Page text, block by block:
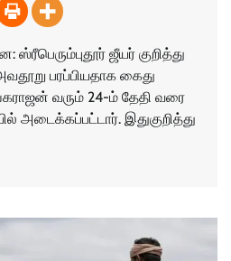
ஜீயர் குறித்து
பரப்​பியதாக கைது
வரும் 24-ம் தேதி வரை
அடைக்கப்பட்டார். இதுகுறித்து